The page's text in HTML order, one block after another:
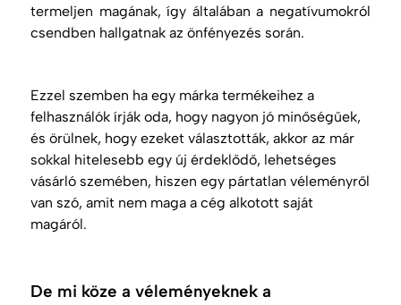
termeljen magának, így általában a negatívumokról
csendben hallgatnak az önfényezés során.
Ezzel szemben ha egy márka termékeihez a
felhasználók írják oda, hogy nagyon jó minőségűek,
és örülnek, hogy ezeket választották, akkor az már
sokkal hitelesebb egy új érdeklődő, lehetséges
vásárló szemében, hiszen egy pártatlan véleményről
van szó, amit nem maga a cég alkotott saját
magáról.
De mi köze a véleményeknek a